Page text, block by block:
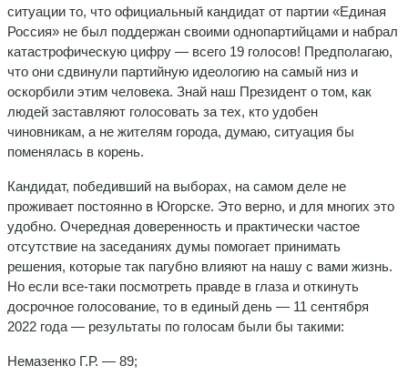
ситуации то, что официальный кандидат от партии «Единая
Россия» не был поддержан своими однопартийцами и набрал
катастрофическую цифру — всего 19 голосов! Предполагаю,
что они сдвинули партийную идеологию на самый низ и
оскорбили этим человека. Знай наш Президент о том, как
людей заставляют голосовать за тех, кто удобен
чиновникам, а не жителям города, думаю, ситуация бы
поменялась в корень.
Кандидат, победивший на выборах, на самом деле не
проживает постоянно в Югорске. Это верно, и для многих это
удобно. Очередная доверенность и практически частое
отсутствие на заседаниях думы помогает принимать
решения, которые так пагубно влияют на нашу с вами жизнь.
Но если все-таки посмотреть правде в глаза и откинуть
досрочное голосование, то в единый день — 11 сентября
2022 года — результаты по голосам были бы такими:
Немазенко Г.Р. — 89;